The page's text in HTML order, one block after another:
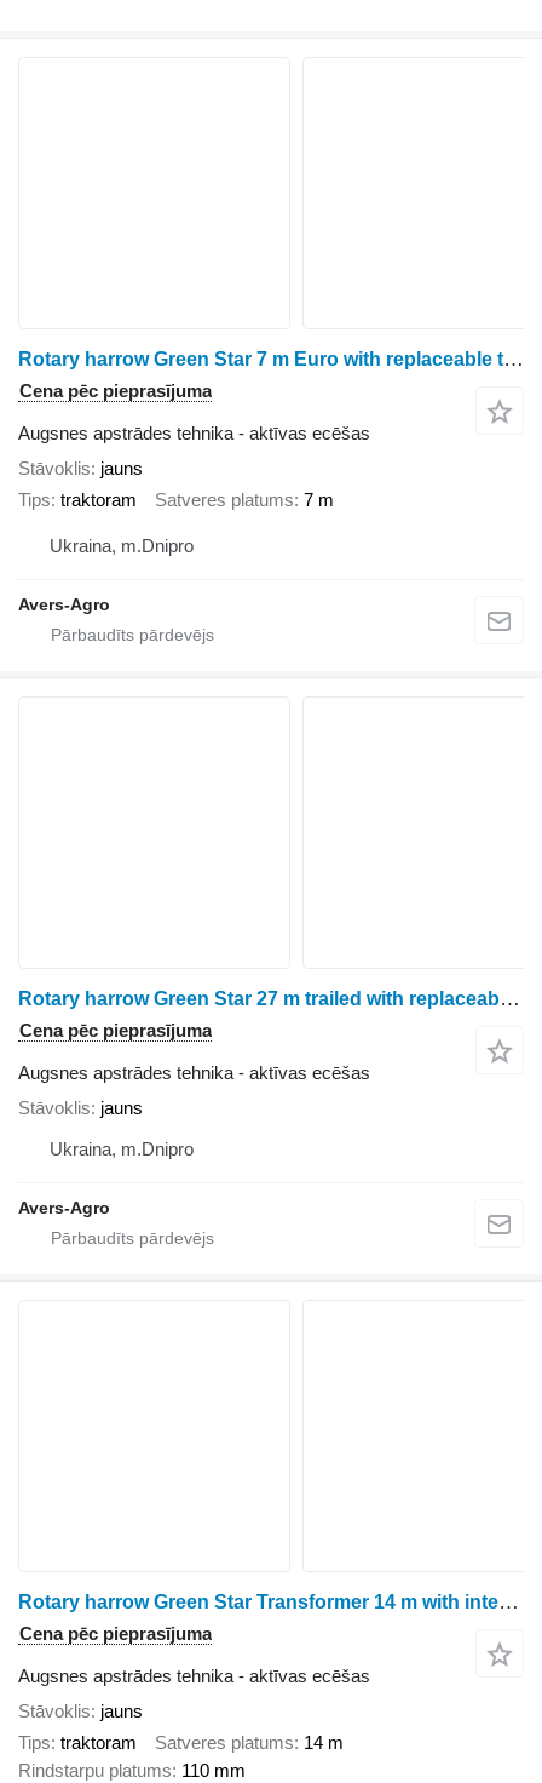
Rotary harrow Green Star 7 m Euro with replaceable teeth trailed
Cena pēc pieprasījuma
Augsnes apstrādes tehnika - aktīvas ecēšas
Stāvoklis jauns
Tips traktoram Satveres platums 7 m
Ukraina, m.Dnipro
Avers-Agro
Rotary harrow Green Star 27 m trailed with replaceable teeth
Cena pēc pieprasījuma
Augsnes apstrādes tehnika - aktīvas ecēšas
Stāvoklis jauns
Ukraina, m.Dnipro
Avers-Agro
Rotary harrow Green Star Transformer 14 m with interchangeable teeth Jo
Cena pēc pieprasījuma
Augsnes apstrādes tehnika - aktīvas ecēšas
Stāvoklis jauns
Tips traktoram Satveres platums 14 m
Rindstarpu platums 110 mm